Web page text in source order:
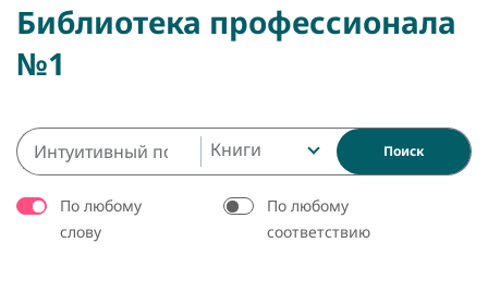
Библиотека профессионала
№1
Книги Поиск
По любому
слову
По любому
соответствию